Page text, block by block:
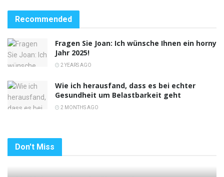
Recommended
Fragen Sie Joan: Ich wünsche Ihnen ein horny
Jahr 2025!
2 YEARS AGO
Wie ich herausfand, dass es bei echter
Gesundheit um Belastbarkeit geht
2 MONTHS AGO
Don't Miss